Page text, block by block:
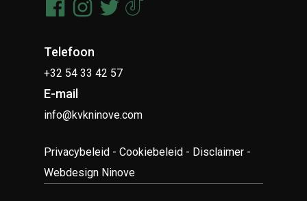
Telefoon
+32 54 33 42 57
E-mail
info@kvkninove.com
Privacybeleid -Cookiebeleid - Disclaimer -
Webdesign Ninove